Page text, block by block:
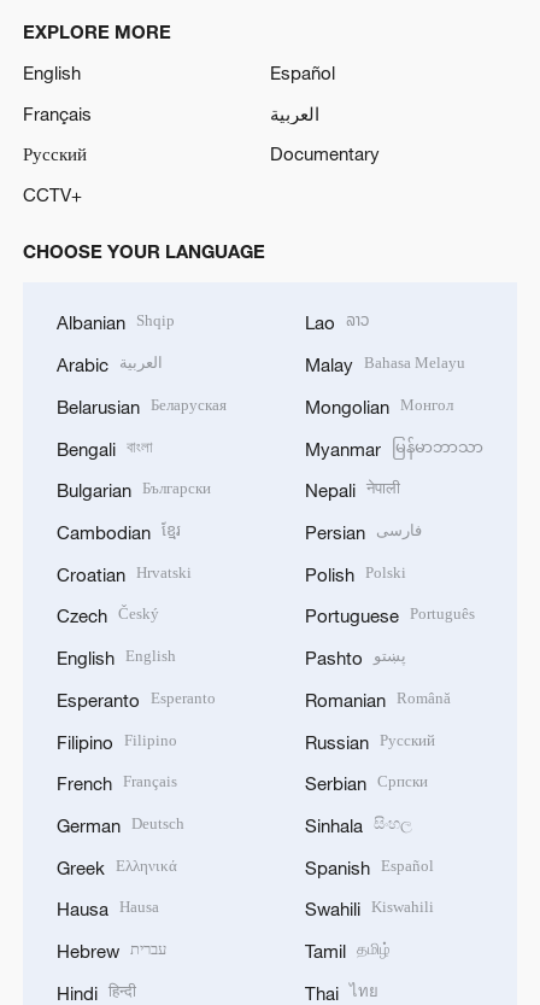
EXPLORE MORE
English
Español
Français
العربية
Русский
Documentary
CCTV+
CHOOSE YOUR LANGUAGE
Albanian Shqip
Arabic العربية
Belarusian Беларуская
Bengali বাংলা
Bulgarian Български
Cambodian ខ្មែរ
Croatian Hrvatski
Czech Český
English English
Esperanto Esperanto
Filipino Filipino
French Français
German Deutsch
Greek Ελληνικά
Hausa Hausa
Hebrew עברית
Hindi हिन्दी
Lao ລາວ
Malay Bahasa Melayu
Mongolian Монгол
Myanmar မြန်မာဘာသာ
Nepali नेपाली
Persian فارسی
Polish Polski
Portuguese Português
Pashto پښتو
Romanian Română
Russian Русский
Serbian Српски
Sinhala සිංහල
Spanish Español
Swahili Kiswahili
Tamil தமிழ்
Thai ไทย